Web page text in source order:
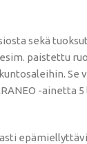
sekä
paistettu
Se
-ainetta